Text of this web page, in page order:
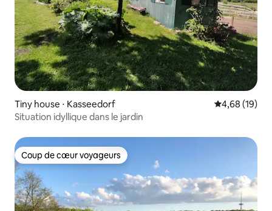
Tiny house ⋅ Kasseedorf Évaluation
4,68 (19)
Situation idyllique dans le jardin
Coup de cœur voyageurs
Coup de cœur voyageurs